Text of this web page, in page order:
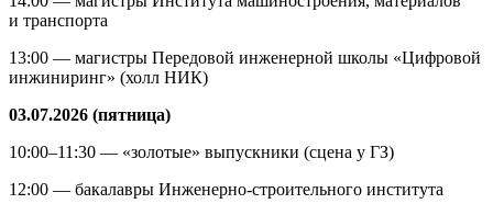
и транспорта
13:00 — магистры Передовой инженерной школы «Цифровой
инжиниринг» (холл НИК)
03.07.2026 (пятница)
10:00–11:30 — «золотые» выпускники (сцена у ГЗ)
12:00 — бакалавры Инженерно-строительного института